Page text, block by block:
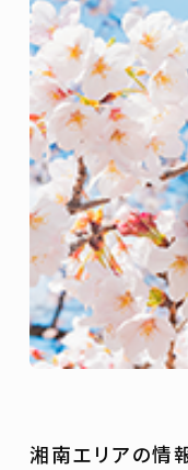
湘南エリアの情